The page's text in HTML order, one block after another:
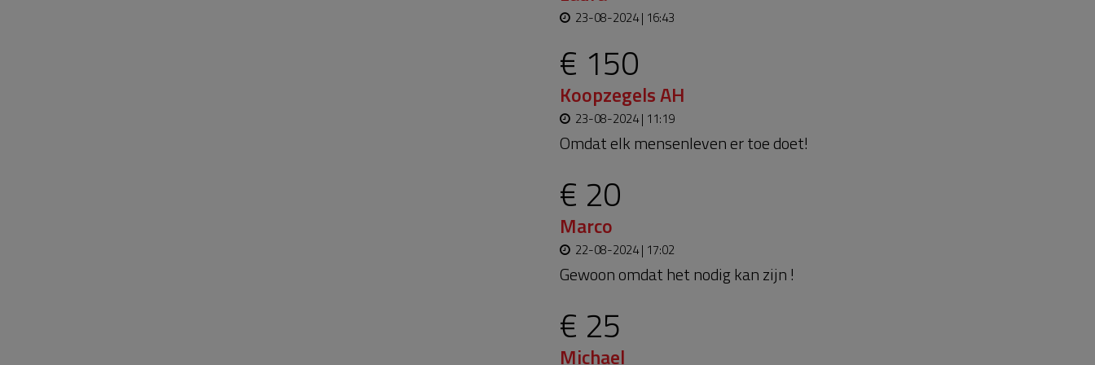
23-08-2024 | 16:43
€ 150
Koopzegels AH
23-08-2024 | 11:19
Omdat elk mensenleven er toe doet!
€ 20
Marco
22-08-2024 | 17:02
Gewoon omdat het nodig kan zijn !
€ 25
Michael